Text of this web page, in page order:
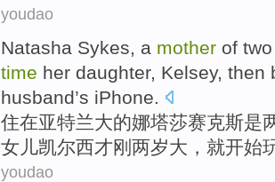
youdao
Natasha Sykes, a mother of two
time her daughter, Kelsey, then
husband’s iPhone.
住在亚特兰大的娜塔莎赛克斯是
女儿凯尔西才刚 两岁大， 就开始
youdao